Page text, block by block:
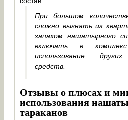
При большом
сложно выгнать из
запахом нашатырного
включать в
использование
средств.
Отзывы о плюсах и
использования
тараканов